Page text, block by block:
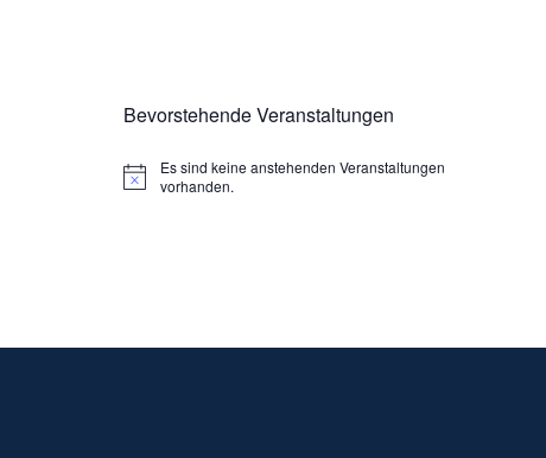
Bevorstehende Veranstaltungen
Hinweis
Es sind keine anstehenden Veranstaltungen
vorhanden.